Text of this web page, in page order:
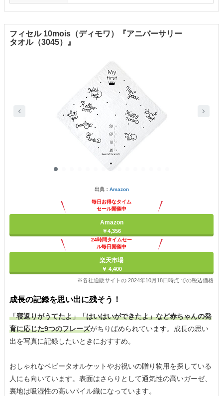
フィセル 10mois（ディモワ）『アニバーサリー
タオル（3045）』
出典： Amazon
毎日お得なタイム
セール開催中
Amazon
￥4,356
24時間タイムセー
ル毎日開催中
楽天市場
￥ 4,400
※各社通販サイトの 2024年10月18日時点 での税込価格
成長の記録を思い出に残そう！
「寝返りがうてたよ」「はいはいができたよ」など赤ちゃんの発
育に応じた9つのフレーズがちりばめられています。成長の思い
出を写真に記録したいときにおすすめ。
おしゃれなベビータオルケットやお祝いの贈り物用を探している
人にも向いています。表面はさらりとして通気性の高いガーゼ、
裏地は吸湿性の高いパイル織になっています。